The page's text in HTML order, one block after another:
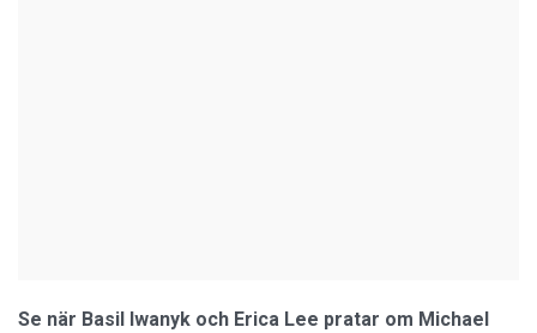
Se när Basil Iwanyk och Erica Lee pratar om Michael